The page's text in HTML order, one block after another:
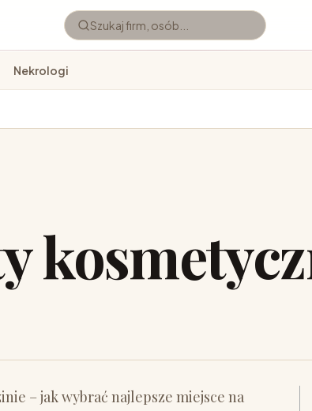
Nekrologi
– jak wybrać najlepsze miejsce na